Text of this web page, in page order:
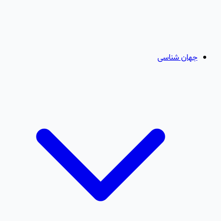
جهان شناسی